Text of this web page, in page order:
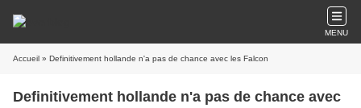
MENU
Accueil » Definitivement hollande n'a pas de chance avec les Falcon
Definitivement hollande n'a pas de chance avec